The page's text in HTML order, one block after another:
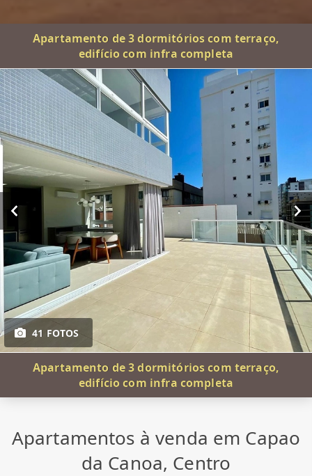
Apartamento de 3 dormitórios com terraço,
edifício com infra completa
41 FOTOS
Apartamento de 3 dormitórios com terraço,
edifício com infra completa
Apartamentos à venda em Capao
da Canoa, Centro